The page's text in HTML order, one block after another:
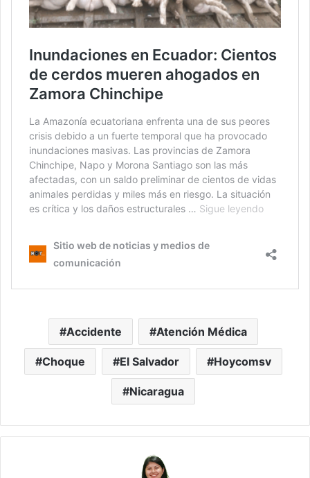
Accidente Atención Médica
Choque El Salvador Hoycomsv
Nicaragua